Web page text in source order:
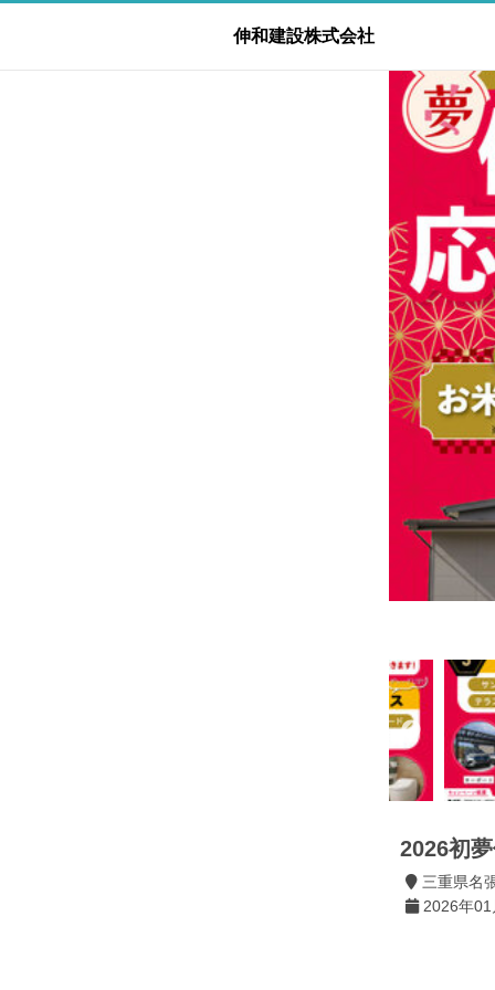
伸和建設株式会社
2026初
三重県名
2026年01